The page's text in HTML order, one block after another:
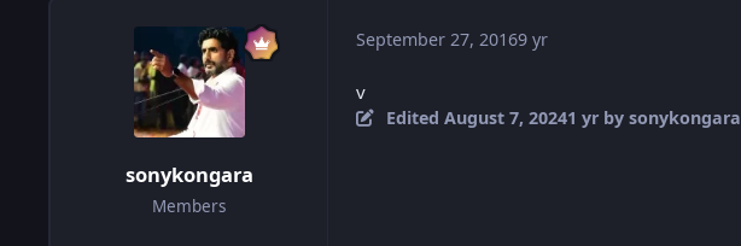
sonykongara
Members
September 27, 20169 yr
v
Edited August 7, 20241 yrby sonykongara